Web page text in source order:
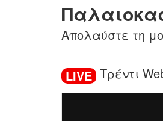
Απολαύστε τη
LIVE Τρέντι